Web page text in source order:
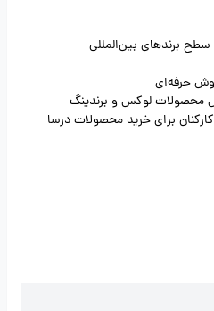
برندهای بین‌المللی
حرفه‌ای
لوکس و برندینگ
برای خرید محصولات درسا